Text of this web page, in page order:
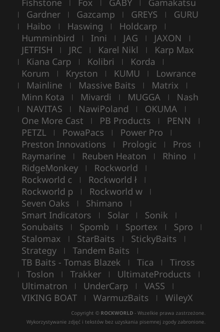
Fishstone | Fox | GABY | Gamakatsu
| Gardner | Gazcamp | GREYS | GURU
| Haibo | Haswing | Holdcarp |
Humminbird | Inni | JAG | JAXON |
JETFISH | JRC | Karel Nikl | Karp Max
| Kiana Carp | Kolibri | Korda |
Korum | Kryston | KUMU | Lowrance
| Mainline | Massive Baits | Matrix |
Minn Kota | Mivardi | MUGGA | Nash
| NAVITAS | NawiPoland | OKUMA |
One More Cast | PB Products | PENN |
PETZL | PowaPacs | Power Pro |
Preston Innovations | Prologic | Pros |
Raymarine | Reuben Heaton | Rhino |
RidgeMonkey | Rockworld |
Rockworld c | Rockworld ł |
Rockworld p | Rockworld w |
Seven Oaks | Shimano |
Smart Indicators | Solar | Sonik |
Sonubaits | Spomb | Sportex | Spro |
Stalomax | StarBaits | StickyBaits |
Strategy | Tandem Baits |
TB Baits - Tomas Blazek | Tica | Tiross
| Toslon | Trakker | UltimateProducts |
Ultimatron | UnderCarp | VASS |
VIKING BOAT | WarmuzBaits | WileyX
Copyright © ROCKWORLD - Wszelkie prawa zastrzeżone.
Wykorzystywanie zdjęć i tekstów bez uzyskania pisemnej zgody zabronione.